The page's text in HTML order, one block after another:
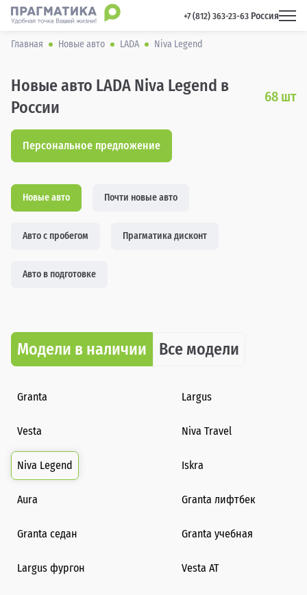
+7 (812) 363-23-63 Россия
Главная Новые авто LADA Niva Legend
Новые авто LADA Niva Legend в
России
68 шт
Персональное предложение
Новые авто Почти новые авто
Авто с пробегом Прагматика дисконт
Авто в подготовке
Модели в наличии Все модели
Granta Largus
Vesta Niva Travel
Niva Legend Iskra
Aura Granta лифтбек
Granta седан Granta учебная
Largus фургон Vesta AT